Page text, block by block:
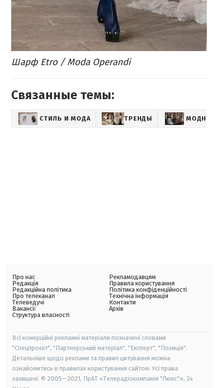
Шарф Etro / Moda Operandi
Связанные темы:
СТИЛЬ И МОДА ТРЕНДЫ МОДНЫЕ
Про нас
Редакція
Редакційна політика
Про телеканал
Телеведучі
Вакансії
Структура власності
Рекламодавцям
Правила користування
Політика конфіденційності
Технічна інформація
Контакти
Архів
Всі комерційні рекламні матеріали позначені словами
"Спецпроєкт", "Партнерський матеріал", "Експерт", "Позиція".
Детальніше щодо реклами та правил цитування можна
ознайомитись в правилах користування сайтом. Усі права
захищені. © 2005—2021, ПрАТ «Телерадіокомпанія "Люкс"», 24